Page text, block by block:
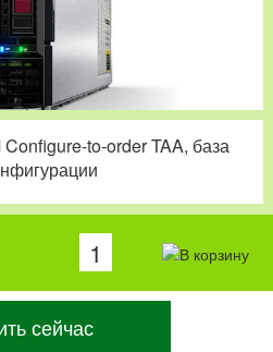
to-order TAA, база
сейчас